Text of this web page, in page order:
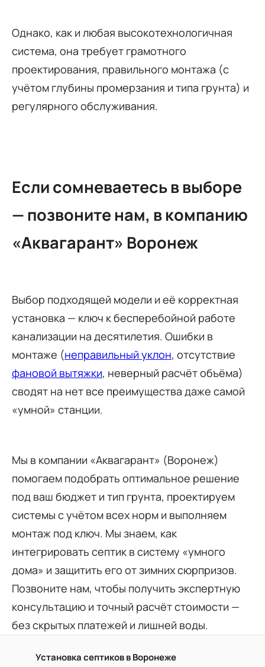
Однако, как и любая высокотехнологичная
система, она требует грамотного
проектирования, правильного монтажа (с
учётом глубины промерзания и типа грунта) и
регулярного обслуживания.
Если сомневаетесь в выборе
— позвоните нам, в компанию
«Аквагарант» Воронеж
Выбор подходящей модели и её корректная
установка — ключ к бесперебойной работе
канализации на десятилетия. Ошибки в
монтаже (неправильный уклон, отсутствие
фановой вытяжки, неверный расчёт объёма)
сводят на нет все преимущества даже самой
«умной» станции.
Мы в компании «Аквагарант» (Воронеж)
помогаем подобрать оптимальное решение
под ваш бюджет и тип грунта, проектируем
системы с учётом всех норм и выполняем
монтаж под ключ. Мы знаем, как
интегрировать септик в систему «умного
дома» и защитить его от зимних сюрпризов.
Позвоните нам, чтобы получить экспертную
консультацию и точный расчёт стоимости —
без скрытых платежей и лишней воды.
Установка септиков в Воронеже